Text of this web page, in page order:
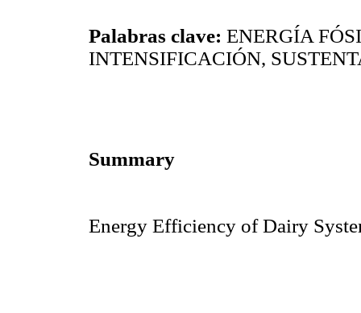
Palabras clave: ENERGÍA
INTENSIFICACIÓN,
Summary
Energy Efficiency of Dairy